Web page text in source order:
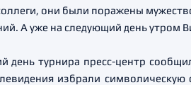
они были поражены
А уже на следующий день утром
день турнира пресс-центр
избрали